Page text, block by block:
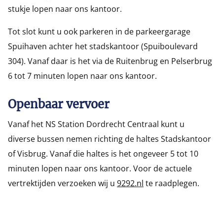
stukje lopen naar ons kantoor.
Tot slot kunt u ook parkeren in de parkeergarage
Spuihaven achter het stadskantoor (Spuiboulevard
304). Vanaf daar is het via de Ruitenbrug en Pelserbrug
6 tot 7 minuten lopen naar ons kantoor.
Openbaar vervoer
Vanaf het NS Station Dordrecht Centraal kunt u
diverse bussen nemen richting de haltes Stadskantoor
of Visbrug. Vanaf die haltes is het ongeveer 5 tot 10
minuten lopen naar ons kantoor. Voor de actuele
vertrektijden verzoeken wij u 9292.nl te raadplegen.